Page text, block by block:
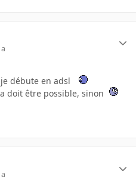
débute en adsl
doit être possible, sinon